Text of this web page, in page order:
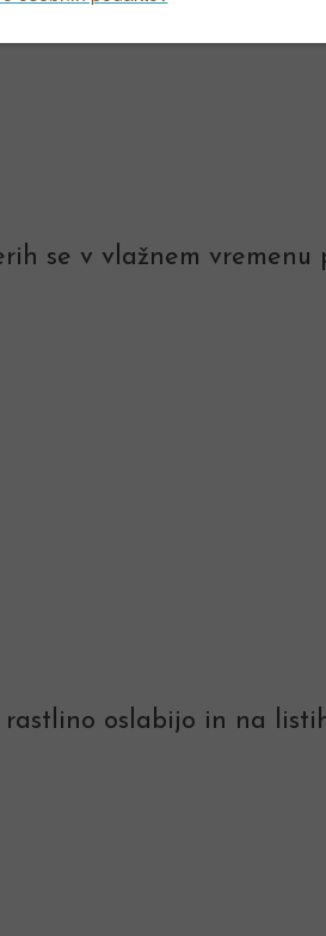
se v vlažnem vremenu
rastlino oslabijo in na